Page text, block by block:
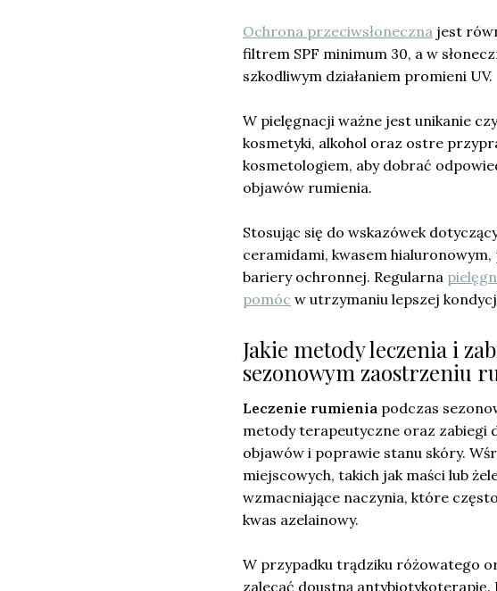
Ochrona przeciwsłoneczna jest
filtrem SPF minimum 30, a w
szkodliwym działaniem promieni UV.
W pielęgnacji ważne jest unikanie
kosmetyki, alkohol oraz ostre
kosmetologiem, aby dobrać
objawów rumienia.
Stosując się do wskazówek
ceramidami, kwasem
bariery ochronnej. Regularna
pomóc w utrzymaniu lepszej
Jakie metody leczenia i
sezonowym zaostrzeniu
Leczenie rumienia podczas
metody terapeutyczne oraz zabiegi
objawów i poprawie stanu skóry.
miejscowych, takich jak maści lub
wzmacniające naczynia, które
kwas azelainowy.
W przypadku trądziku różowatego
zalecać doustną antybiotykoterapię.